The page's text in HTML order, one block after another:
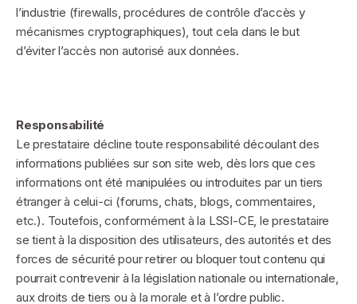
l’industrie (firewalls, procédures de contrôle d’accès y
mécanismes cryptographiques), tout cela dans le but
d’éviter l’accès non autorisé aux données.
Responsabilité
Le prestataire décline toute responsabilité découlant des
informations publiées sur son site web, dès lors que ces
informations ont été manipulées ou introduites par un tiers
étranger à celui-ci (forums, chats, blogs, commentaires,
etc.). Toutefois, conformément à la LSSI-CE, le prestataire
se tient à la disposition des utilisateurs, des autorités et des
forces de sécurité pour retirer ou bloquer tout contenu qui
pourrait contrevenir à la législation nationale ou internationale,
aux droits de tiers ou à la morale et à l’ordre public.